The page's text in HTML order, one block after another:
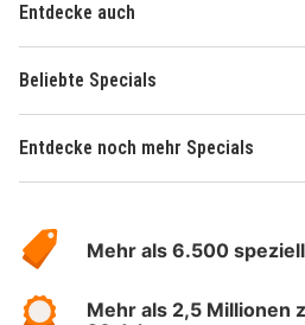
Entdecke auch
Beliebte Specials
Entdecke noch mehr Specials
Hotelspecials
Mehr als 6.500
Mehr als 2,5 Millionen